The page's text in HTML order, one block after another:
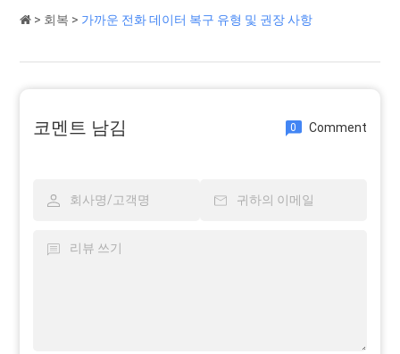
> 회복 > 가까운 전화 데이터 복구 유형 및 권장 사항
코멘트 남김 0 Comment